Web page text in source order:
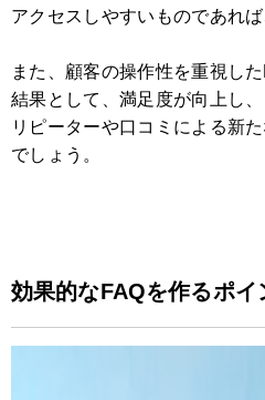
アクセスしやすいものであれ
また、顧客の操作性を重視し
結果として、満足度が向上し、
リピーターや口コミによる新
でしょう。
効果的なFAQを作るポイ